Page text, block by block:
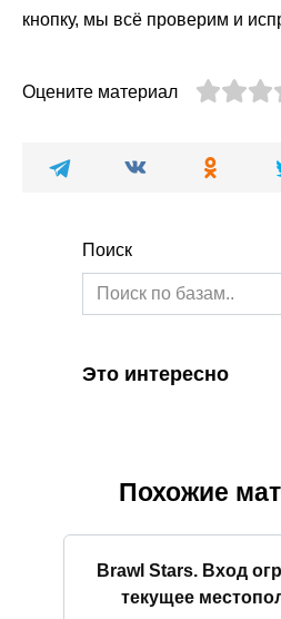
кнопку, мы всё проверим и
Оцените материал
Поиск
Это интересно
Похожие
Brawl Stars. Вход
текущее